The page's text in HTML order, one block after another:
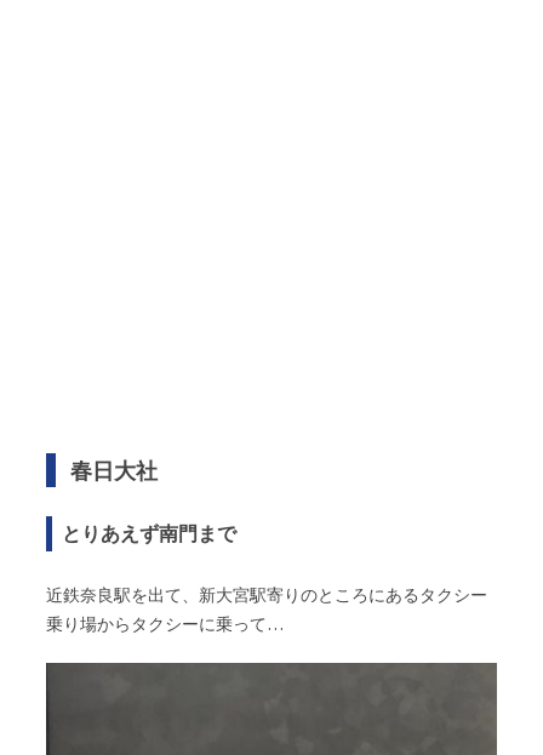
春日大社
とりあえず南門まで
近鉄奈良駅を出て、新大宮駅寄りのところにあるタクシー
乗り場からタクシーに乗って…